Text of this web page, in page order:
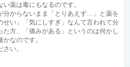
薬は毒にもなるのです。
分からないまま「とりあえず…」と薬を
せい」「気にしすぎ」なんて言われて分
た方、「痛みがある」というのは何かし
なのです。
い。